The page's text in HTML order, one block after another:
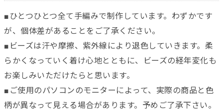
■ひとつひとつ全て手編みで制作しています。わずかです
が、個体差があることをご了承ください。
■ビーズは汗や摩擦、紫外線により退色していきます。柔
らかくなっていく着け心地とともに、ビーズの経年変化も
お楽しみいただけたらと思います。
■ご使用のパソコンのモニターによって、実際の商品と色
柄が異なって見える場合があります。予めご了承下さい。